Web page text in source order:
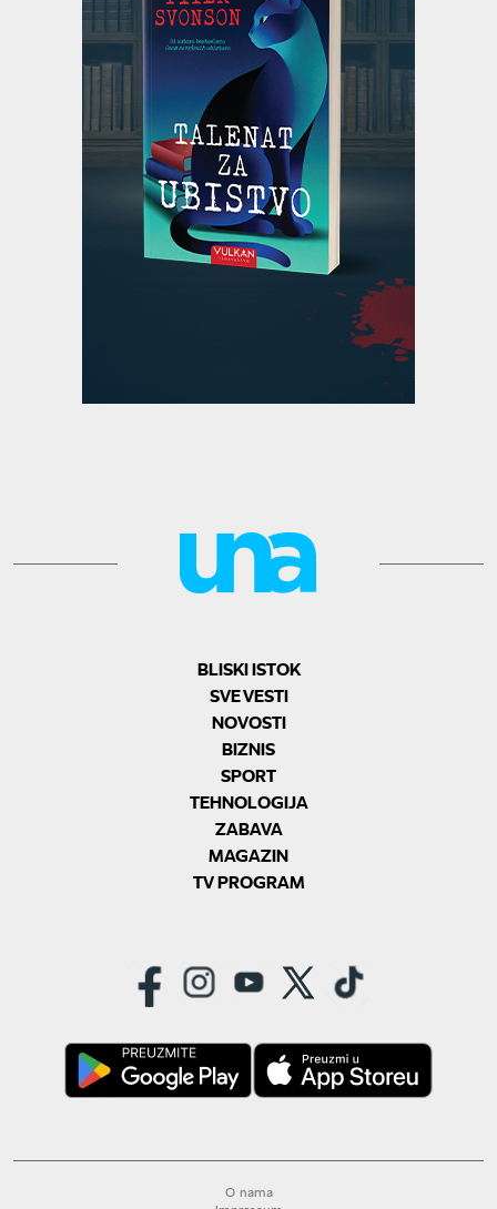
BLISKI ISTOK
SVE VESTI
NOVOSTI
BIZNIS
SPORT
TEHNOLOGIJA
ZABAVA
MAGAZIN
TV PROGRAM
O nama